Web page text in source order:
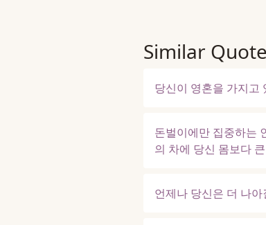
Similar
당신이 영혼을 가지고
돈벌이에만 집중하는
의 차에 당신 몸보다
언제나 당신은 더 나아